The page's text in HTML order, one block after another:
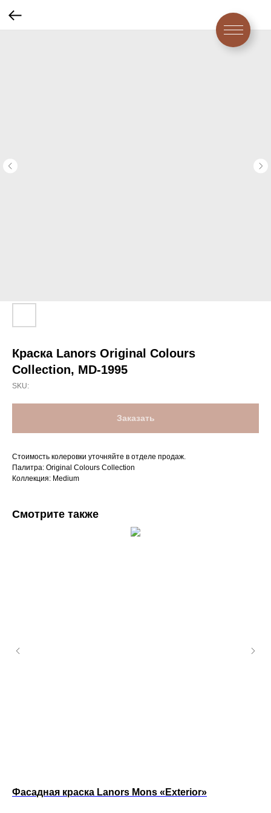
Краска Lanors Original Colours
Collection, MD-1995
SKU:
Заказать
Стоимость колеровки уточняйте в отделе продаж.
Палитра: Original Colours Collection
Коллекция: Medium
Смотрите также
Фасадная краска Lanors Mons «Exterior»